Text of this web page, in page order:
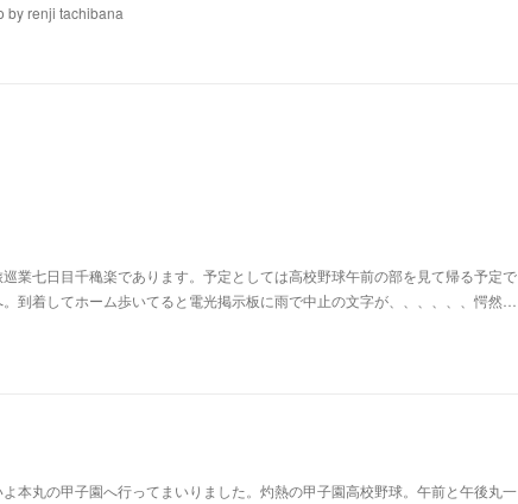
by renji tachibana
業七日目千穐楽であります。予定としては高校野球午前の部を見て帰る予定で
到着してホーム歩いてると電光掲示板に雨で中止の文字が、、、、、、愕然…
本丸の甲子園へ行ってまいりました。灼熱の甲子園高校野球。午前と午後丸一